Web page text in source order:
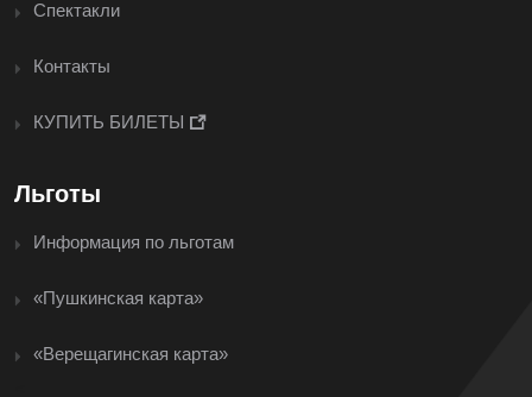
Спектакли
Контакты
КУПИТЬ БИЛЕТЫ
Льготы
Информация по льготам
«Пушкинская карта»
«Верещагинская карта»